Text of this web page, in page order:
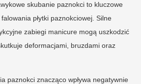
skubanie paznokci to kluczowe
płytki paznokciowej. Silne
zabiegi manicure mogą uszkodzić
deformacjami, bruzdami oraz
paznokci znacząco wpływa negatywnie